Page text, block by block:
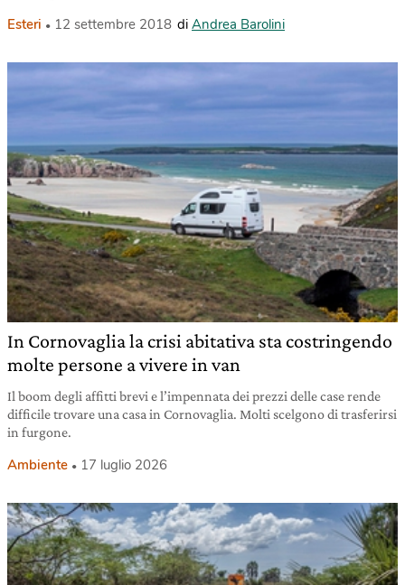
Esteri 12 settembre 2018 di Andrea Barolini
In Cornovaglia la crisi abitativa sta costringendo
molte persone a vivere in van
Il boom degli affitti brevi e l’impennata dei prezzi delle case rende
difficile trovare una casa in Cornovaglia. Molti scelgono di trasferirsi
in furgone.
Ambiente 17 luglio 2026